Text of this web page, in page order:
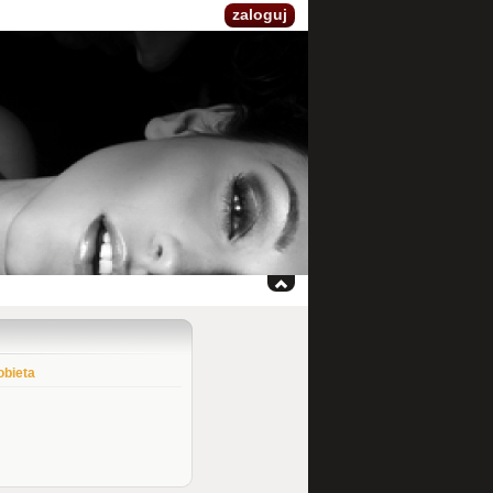
zaloguj